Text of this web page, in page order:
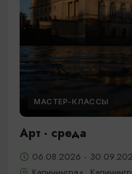
МАСТЕР-КЛАССЫ
Арт - среда
06.08.2026 -